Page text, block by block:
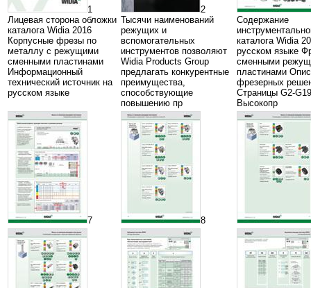
1
Лицевая сторона обложки
каталога Widia 2016
Корпусные фрезы по
металлу с режущими
сменными пластинами
Информационный
технический источник на
русском языке
2
Тысячи наименований
режущих и
вспомогательных
инструментов позволяют
Widia Products Group
предлагать конкурентные
преимущества,
способствующие
повышению пр
Содержание
каталога Widia
русском языке
сменными
пластинами
фрезерных
Страницы G2-G19
Высокопр
7 8